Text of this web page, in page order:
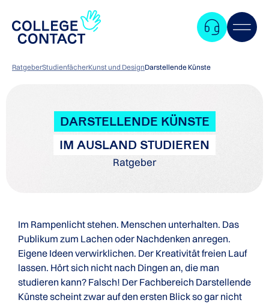
RatgeberStudienfächerKunst und DesignDarstellende Künste
DARSTELLENDE KÜNSTE
IM AUSLAND STUDIEREN
Ratgeber
Im Rampenlicht stehen. Menschen unterhalten. Das
Publikum zum Lachen oder Nachdenken anregen.
Eigene Ideen verwirklichen. Der Kreativität freien Lauf
lassen. Hört sich nicht nach Dingen an, die man
studieren kann? Falsch! Der Fachbereich Darstellende
Künste scheint zwar auf den ersten Blick so gar nicht